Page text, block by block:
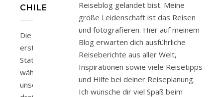
CHILE
Die
erste
Station
während
unserer
Reiseblog gelandet bist. Meine
große Leidenschaft ist das Reisen
und fotografieren. Hier auf meinem
Blog erwarten dich ausführliche
Reiseberichte aus aller Welt,
Inspirationen sowie viele Reisetipps
und Hilfe bei deiner Reiseplanung.
Ich wünsche dir viel Spaß beim